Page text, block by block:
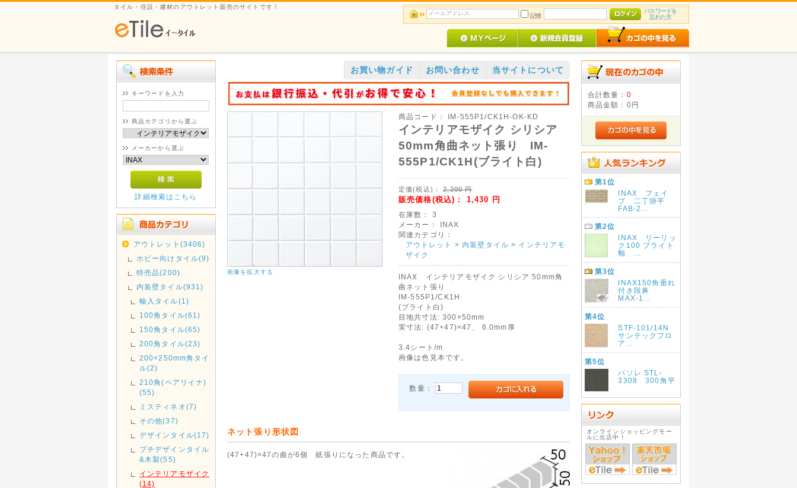
タイル・住設・建材のアウトレット販売のサイトです！
記憶
パスワードを
忘れた方
キーワードを入力
商品カテゴリから選ぶ
メーカーから選ぶ
詳細検索はこちら
アウトレット(3406)
ホビー向けタイル(9)
特売品(200)
内装壁タイル(931)
輸入タイル(1)
100角タイル(61)
150角タイル(65)
200角タイル(23)
200×250mm角タイ
ル(2)
210角(ペアリイナ)
(55)
ミスティネオ(7)
その他(37)
デザインタイル(17)
プチデザインタイル
&木製(55)
インテリアモザイク
(14)
お買い物ガイド お問い合わせ 当サイトについて
画像を拡大する
商品コード： IM-555P1/CK1H-OK-KD
インテリアモザイク シリシア
50mm角曲ネット張り IM-
555P1/CK1H(ブライト白)
定価(税込)： 2,200円
販売価格(税込)： 1,430 円
在庫数：
3
メーカー：
INAX
関連カテゴリ：
アウトレット
> 内装壁タイル > インテリアモ
ザイク
INAX インテリアモザイク シリシア 50mm角
曲ネット張り
IM-555P1/CK1H
(ブライト白)
目地共寸法: 300×50mm
実寸法: (47+47)×47、 6.0mm厚
3.4シート/m
画像は色見本です。
数量：
ネット張り形状図
(47+47)×47の曲が6個 紙張りになった商品です。
合計数量： 0
商品金額： 0円
第1位
INAX フェイ
ブ 二丁掛平
FAB-2...
第2位
INAX リーリッ
ク100 ブライト
釉 ...
第3位
INAX150角垂れ
付き段鼻
MAX-1...
第4位
STF-101/14N
サンテックフロ
ア...
第5位
パソレ STL-
3308 300角平
オンラインショッピングモー
ルに出店中！